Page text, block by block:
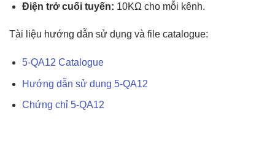
Điện trở cuối tuyến: 10KΩ cho mỗi kênh.
Tài liệu hướng dẫn sử dụng và file catalogue:
5-QA12 Catalogue
Hướng dẫn sử dụng 5-QA12
Chứng chỉ 5-QA12